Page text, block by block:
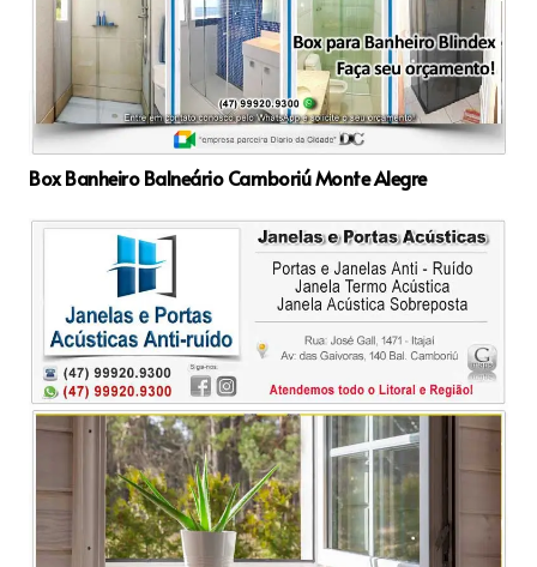
Box Banheiro Balneário Camboriú Monte Alegre